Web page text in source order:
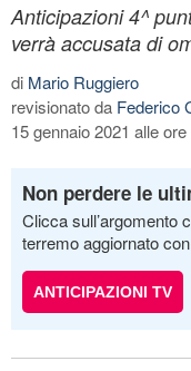
Anticipazioni 4^
verrà accusata di
di Mario Ruggiero
revisionato da Federico
15 gennaio 2021 alle
Non perdere le
Clicca sull’argomento
terremo aggiornato
ANTICIPAZIONI TV